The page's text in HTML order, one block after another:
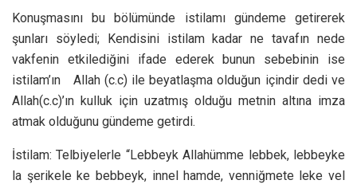
Konuşmasını bu bölümünde istilamı gündeme getirerek
şunları söyledi; Kendisini istilam kadar ne tavafın nede
vakfenin etkilediğini ifade ederek bunun sebebinin ise
istilam’ın Allah (c.c) ile beyatlaşma olduğun içindir dedi ve
Allah(c.c)’ın kulluk için uzatmış olduğu metnin altına imza
atmak olduğunu gündeme getirdi.
İstilam: Telbiyelerle “Lebbeyk Allahümme lebbek, lebbeyke
la şerikele ke bebbeyk, innel hamde, venniğmete leke vel